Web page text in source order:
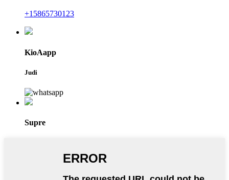
+15865730123
KioAapp
Judi
Supre